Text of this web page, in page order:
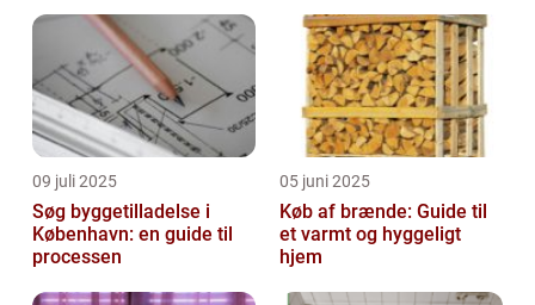
09 juli 2025
Søg byggetilladelse i
København: en guide til
processen
05 juni 2025
Køb af brænde: Guide til
et varmt og hyggeligt
hjem